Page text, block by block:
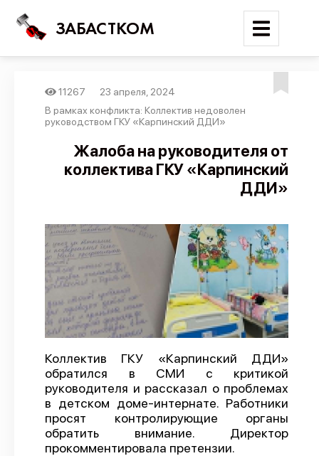
ЗАБАСТКОМ
Войти
Поиск
Новости
Отчеты
Предложить публикацию
Справочник
API
О проекте
Политика конфиденциальности
11267
23 апреля, 2024
В рамках конфликта: Коллектив недоволен
руководством ГКУ «Карпинский ДДИ»
Жалоба на руководителя от
коллектива ГКУ «Карпинский
ДДИ»
Коллектив ГКУ «Карпинский ДДИ»
обратился в СМИ с критикой
руководителя и рассказал о проблемах
в детском доме-интернате. Работники
просят контролирующие органы
обратить внимание. Директор
прокомментировала претензии.